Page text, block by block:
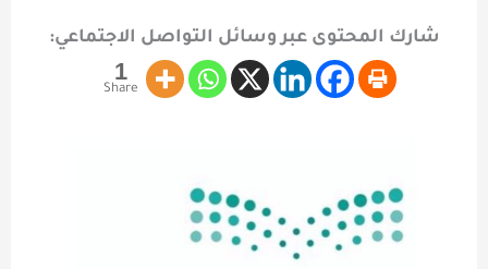
شارك المحتوى عبر وسائل التواصل الاجتماعي:
1
Share